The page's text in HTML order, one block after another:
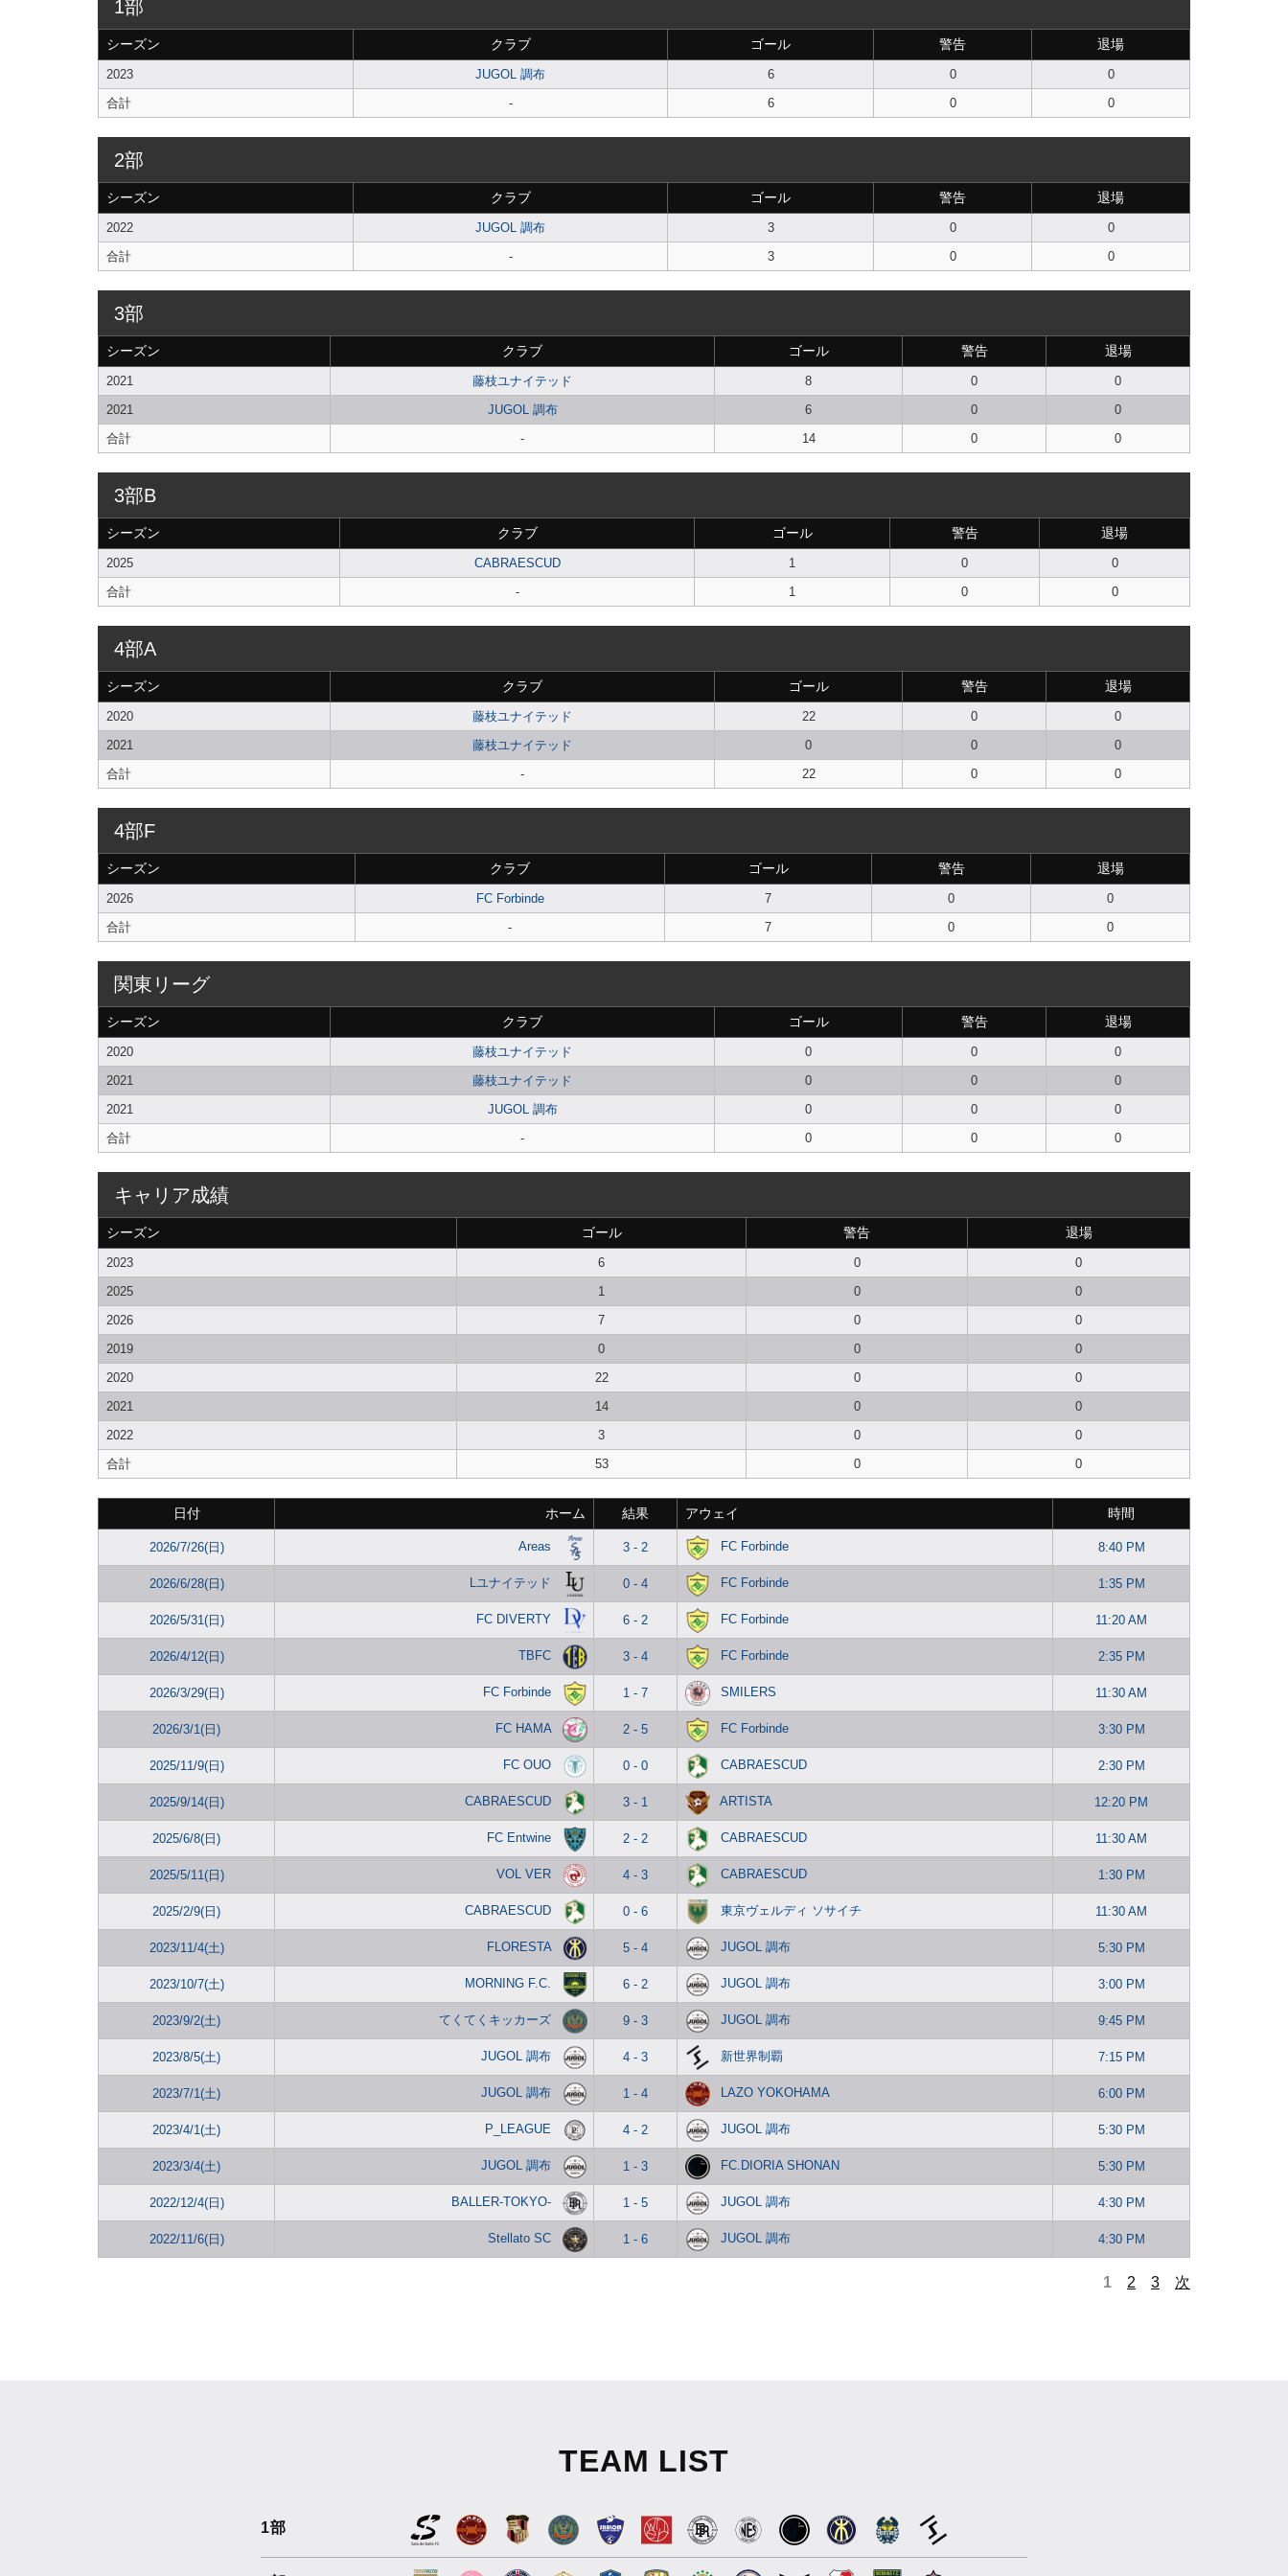
1部
シーズン クラブ ゴール 警告 退場
2023 JUGOL 調布 6 0
0
合計
- 6 0 0
2部
シーズン クラブ ゴール 警告 退場
2022 JUGOL 調布 3 0
0
合計
- 3 0 0
3部
シーズン クラブ ゴール 警告 退場
2021 藤枝ユナイテッド 8 0
0
2021
JUGOL 調布 6 0
0
合計
- 14 0 0
3部B
シーズン クラブ ゴール 警告 退場
2025 CABRAESCUD 1 0
0
合計
- 1 0 0
4部A
シーズン クラブ ゴール 警告 退場
2020 藤枝ユナイテッド 22 0
0
2021
藤枝ユナイテッド 0 0
0
合計
- 22 0 0
4部F
シーズン クラブ ゴール 警告 退場
2026 FC Forbinde 7 0
0
合計
- 7 0 0
関東リーグ
シーズン クラブ ゴール 警告 退場
2020 藤枝ユナイテッド 0 0
0
2021
藤枝ユナイテッド 0 0
0
2021
JUGOL 調布 0 0
0
合計
- 0 0 0
キャリア成績
シーズン ゴール 警告 退場
2023 6 0
0
2025
1 0
0
2026
7 0
0
2019
0 0
0
2020
22 0
0
2021
14 0
0
2022
3 0
0
合計
53 0 0
日付 ホーム 結果 アウェイ 時間
2026/7/26(日) Areas 3 - 2 FC Forbinde 8:40 PM
2026/6/28(日) Lユナイテッド 0 - 4 FC Forbinde 1:35 PM
2026/5/31(日) FC DIVERTY 6 - 2 FC Forbinde 11:20 AM
2026/4/12(日) TBFC 3 - 4 FC Forbinde 2:35 PM
2026/3/29(日) FC Forbinde 1 - 7 SMILERS 11:30 AM
2026/3/1(日) FC HAMA 2 - 5 FC Forbinde 3:30 PM
2025/11/9(日) FC OUO 0 - 0 CABRAESCUD 2:30 PM
2025/9/14(日) CABRAESCUD 3 - 1 ARTISTA 12:20 PM
2025/6/8(日) FC Entwine 2 - 2 CABRAESCUD 11:30 AM
2025/5/11(日) VOL VER 4 - 3 CABRAESCUD 1:30 PM
2025/2/9(日) CABRAESCUD 0 - 6 東京ヴェルディ ソサイチ 11:30 AM
2023/11/4(土) FLORESTA 5 - 4 JUGOL 調布 5:30 PM
2023/10/7(土) MORNING F.C. 6 - 2 JUGOL 調布 3:00 PM
2023/9/2(土) てくてくキッカーズ 9 - 3 JUGOL 調布 9:45 PM
2023/8/5(土) JUGOL 調布 4 - 3 新世界制覇 7:15 PM
2023/7/1(土) JUGOL 調布 1 - 4 LAZO YOKOHAMA 6:00 PM
2023/4/1(土) P_LEAGUE 4 - 2 JUGOL 調布 5:30 PM
2023/3/4(土) JUGOL 調布 1 - 3 FC.DIORIA SHONAN 5:30 PM
2022/12/4(日) BALLER-TOKYO- 1 - 5 JUGOL 調布 4:30 PM
2022/11/6(日) Stellato SC 1 - 6 JUGOL 調布 4:30 PM
1 2 3 次
TEAM LIST
1部